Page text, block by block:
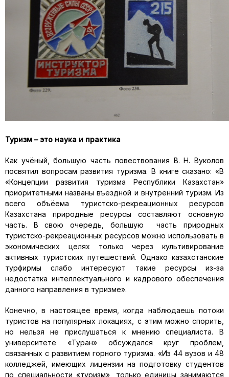
Туризм – это наука и практика
Как учёный, большую часть повествования В. Н. Вуколов
посвятил вопросам развития туризма. В книге сказано: «В
«Концепции развития туризма Республики Казахстан»
приоритетными названы въездной и внутренний туризм. Из
всего объёема туристско-рекреационных ресурсов
Казахстана природные ресурсы составляют основную
часть. В свою очередь, большую часть природных
туристско-рекреационных ресурсов можно использовать в
экономических целях только через культивирование
активных туристских путешествий. Однако казахстанские
турфирмы слабо интересуют такие ресурсы из-за
недостатка интеллектуального и кадрового обеспечения
данного направления в туризме».
Конечно, в настоящее время, когда наблюдаешь потоки
туристов на популярных локациях, с этим можно спорить,
но нельзя не прислушаться к мнению специалиста. В
университете «Туран» обсуждался круг проблем,
связанных с развитием горного туризма. «Из 44 вузов и 48
колледжей, имеющих лицензии на подготовку студентов
по специальности «туризм», только единицы занимаются